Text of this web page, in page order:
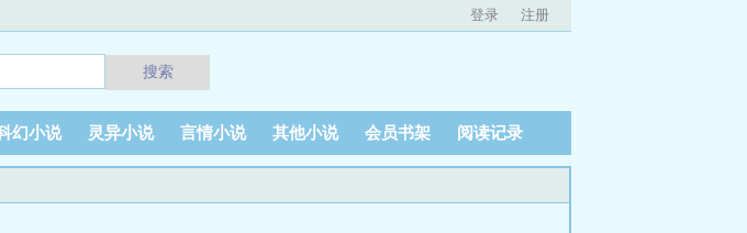
登录 注册
搜索
幻小说 灵异小说 言情小说 其他小说 会员书架 阅读记录